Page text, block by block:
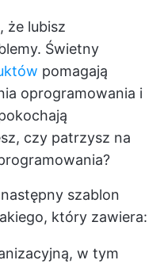
że lubisz
Świetny
pomagają
oprogramowania i
czy patrzysz na
szablon
który zawiera:
w tym